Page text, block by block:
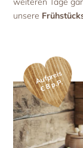
unsere
Aufpreis
€ 8 p.P.